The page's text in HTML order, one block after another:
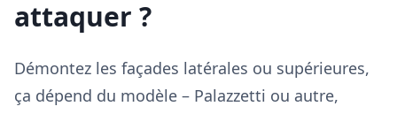
attaquer ?
Démontez les façades latérales ou supérieures,
ça dépend du modèle – Palazzetti ou autre,